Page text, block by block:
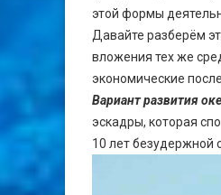
этой формы
Давайте разберём
вложения тех же
экономические
Вариант развития
эскадры, которая
10 лет безудержной